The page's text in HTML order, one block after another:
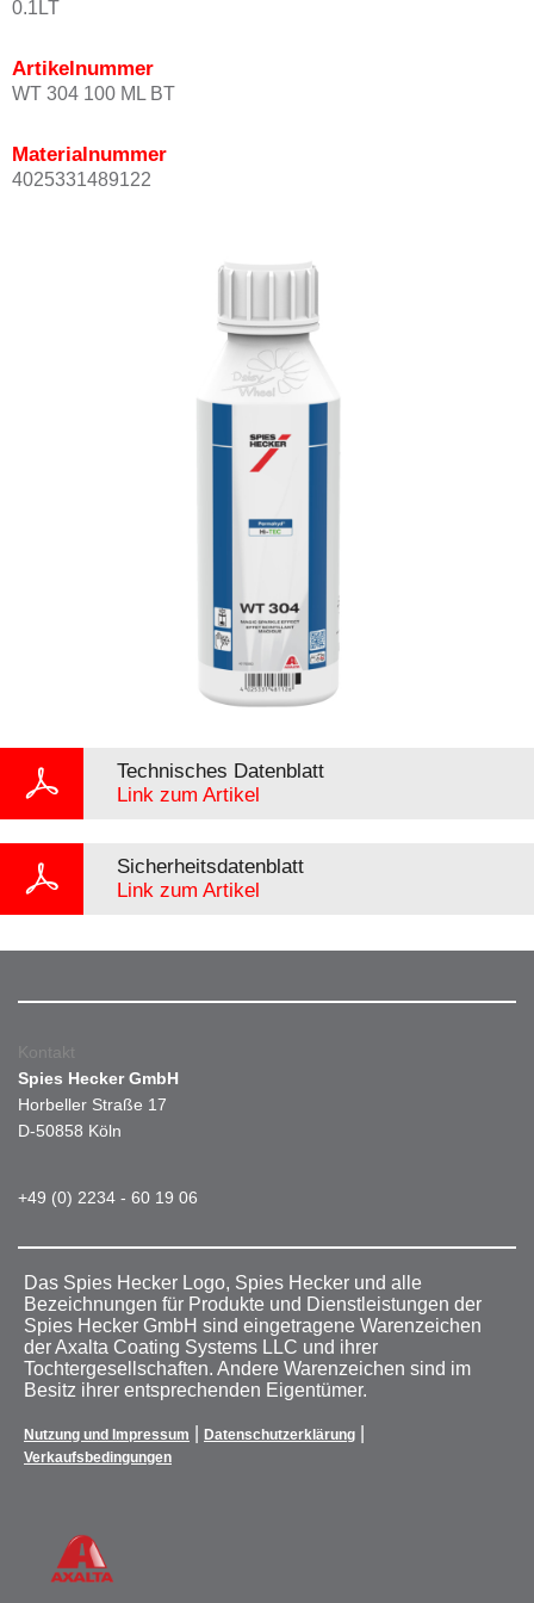
0.1LT
Artikelnummer
WT 304 100 ML BT
Materialnummer
4025331489122
Technisches Datenblatt
Link zum Artikel
Sicherheitsdatenblatt
Link zum Artikel
Kontakt
Spies Hecker GmbH
Horbeller Straße 17
D-50858 Köln
+49 (0) 2234 - 60 19 06
Das Spies Hecker Logo, Spies Hecker und alle
Bezeichnungen für Produkte und Dienstleistungen der
Spies Hecker GmbH sind eingetragene Warenzeichen
der Axalta Coating Systems LLC und ihrer
Tochtergesellschaften. Andere Warenzeichen sind im
Besitz ihrer entsprechenden Eigentümer.
Nutzung und Impressum Datenschutzerklärung
Verkaufsbedingungen